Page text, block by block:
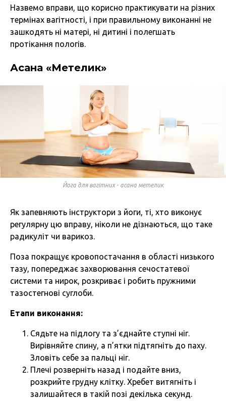
Назвемо вправи, що корисно практикувати на різних
термінах вагітності, і при правильному виконанні не
зашкодять ні матері, ні дитині і полегшать
протікання пологів.
Асана «Метелик»
Йога для вагітних - асана метелик
Як запевняють інструктори з йоги, ті, хто виконує
регулярну цю вправу, ніколи не дізнаються, що таке
радикуліт чи варикоз.
Поза покращує кровопостачання в області низького
тазу, попереджає захворювання сечостатевої
системи та нирок, розкриває і робить пружними
тазостегнові суглоби.
Етапи виконання:
Сядьте на підлогу та з’єднайте ступні ніг.
Вирівняйте спину, а п’ятки підтягніть до паху.
Зловіть себе за пальці ніг.
Плечі розверніть назад і подайте вниз,
розкрийте грудну клітку. Хребет витягніть і
залишайтеся в такій позі декілька секунд.